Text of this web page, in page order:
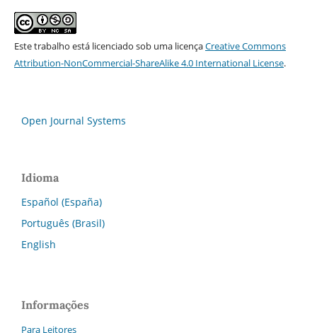
Este trabalho está licenciado sob uma licençaCreative Commons
Attribution-NonCommercial-ShareAlike 4.0 International License.
Open Journal Systems
Idioma
Español (España)
Português (Brasil)
English
Informações
Para Leitores